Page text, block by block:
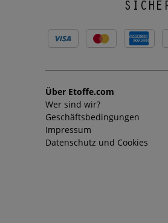
Über Etoffe.com
Wer sind wir?
Geschäftsbedingungen
Impressum
Datenschutz und Cookies